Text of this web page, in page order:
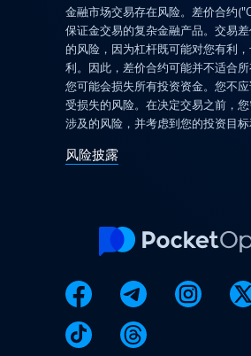
金融市场交易存在风险。差价合约
保证金交易的复杂金融产品。交易
的风险，因为杠杆既可能对您有利
利。因此，差价合约可能并不适合
您可能会损失所有投资资金。您不
受损失的风险。在决定交易之前，
涉及的风险，并考虑到您的投资目标
风险披露